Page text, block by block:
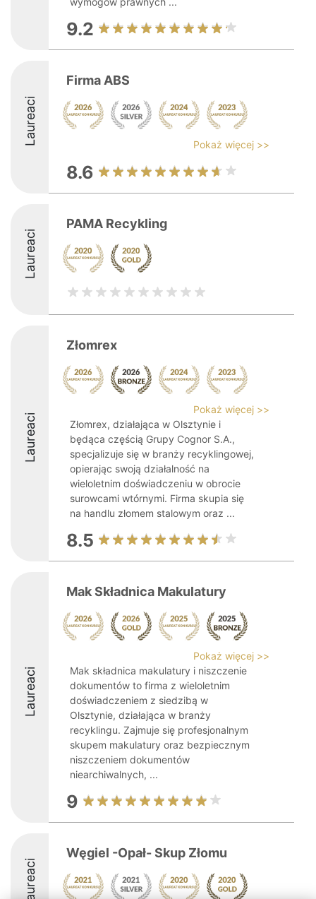
9.2
Laureaci
Firma ABS
Pokaż więcej >>
8.6
Laureaci
PAMA Recykling
Laureaci
Złomrex
Pokaż więcej >>
Złomrex, działająca w Olsztynie i
będąca częścią Grupy Cognor S.A.,
specjalizuje się w branży recyklingowej,
opierając swoją działalność na
wieloletnim doświadczeniu w obrocie
surowcami wtórnymi. Firma skupia się
na handlu złomem stalowym oraz ...
8.5
Laureaci
Mak Składnica Makulatury
Pokaż więcej >>
Mak składnica makulatury i niszczenie
dokumentów to firma z wieloletnim
doświadczeniem z siedzibą w
Olsztynie, działająca w branży
recyklingu. Zajmuje się profesjonalnym
skupem makulatury oraz bezpiecznym
niszczeniem dokumentów
niearchiwalnych, ...
9
Laureaci
Węgiel -Opał- Skup Złomu